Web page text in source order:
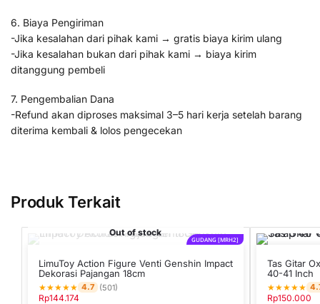
6. Biaya Pengiriman
-Jika kesalahan dari pihak kami → gratis biaya kirim ulang
-Jika kesalahan bukan dari pihak kami → biaya kirim
ditanggung pembeli
7. Pengembalian Dana
-Refund akan diproses maksimal 3–5 hari kerja setelah barang
diterima kembali & lolos pengecekan
Produk Terkait
Out of stock
GUDANG [MRH2]
LimuToy Action Figure Venti Genshin Impact
Dekorasi Pajangan 18cm
★★★★★ 4.7 (501)
Rp144.174
Tas Gitar
40-41 Inch
★★★★★
Rp150.000